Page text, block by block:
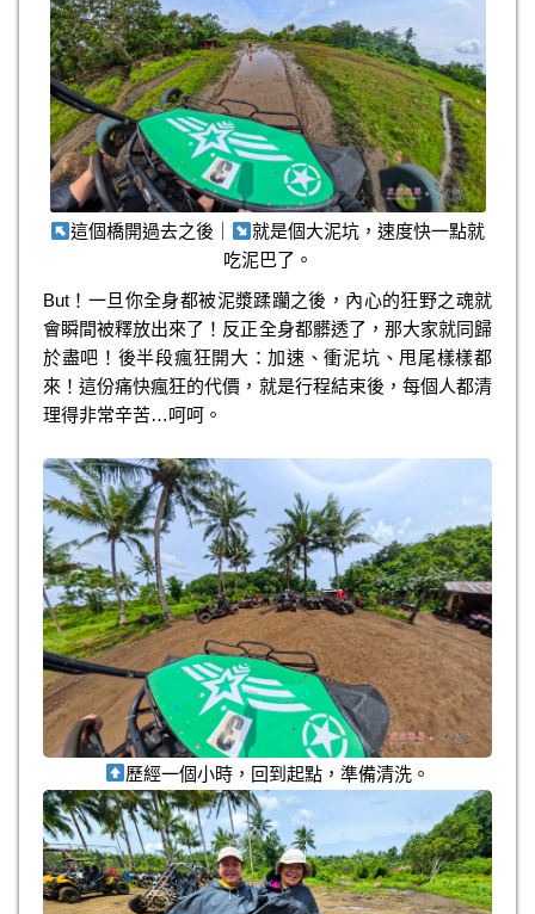
這個橋開過去之後｜
就是個大泥坑，速度快一點就
吃泥巴了。
But！一旦你全身都被泥漿蹂躪之後，內心的狂野之魂就
會瞬間被釋放出來了！反正全身都髒透了，那大家就同歸
於盡吧！後半段瘋狂開大：加速、衝泥坑、甩尾樣樣都
來！這份痛快瘋狂的代價，就是行程結束後，每個人都清
理得非常辛苦…呵呵。
歷經一個小時，回到起點，準備清洗。